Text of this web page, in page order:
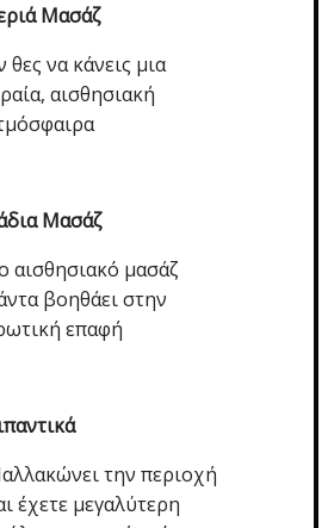
Μασάζ
θες να κάνεις μια
αισθησιακή
Μασάζ
αισθησιακό μασάζ
βοηθάει στην
επαφή
την περιοχή
έχετε μεγαλύτερη